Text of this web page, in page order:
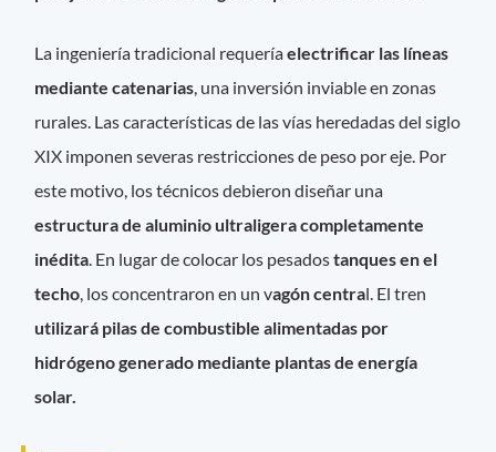
La ingeniería tradicional requeríaelectrificar las líneas
mediante catenarias, una inversión inviable en zonas
rurales. Las características de las vías heredadas del siglo
XIX imponen severas restricciones de peso por eje. Por
este motivo, los técnicos debieron diseñar una
estructura de aluminio ultraligera completamente
inédita. En lugar de colocar los pesadostanques en el
techo, los concentraron en un vagón central. El tren
utilizará pilas de combustible alimentadas por
hidrógeno generado mediante plantas de energía
solar.